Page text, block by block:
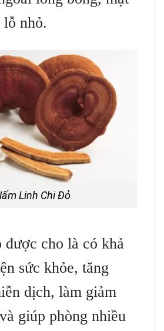
nhỏ.
Linh Chi Đỏ
được cho là có khả
sức khỏe, tăng
dịch, làm giảm
giúp phòng nhiều